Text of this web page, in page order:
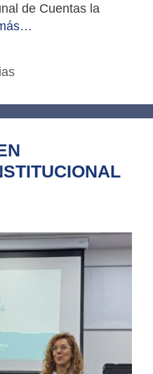
de Cuentas la